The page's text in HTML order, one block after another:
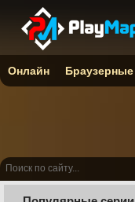
Онлайн Браузерные